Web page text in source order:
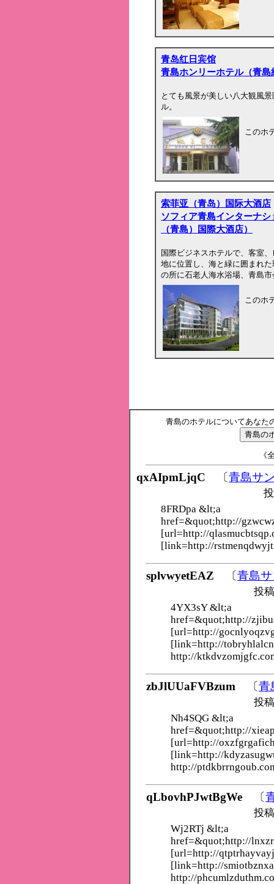
青岛红日宾馆
青島ホンリーホテル（青島
とても風景が美しい八大観風
ル。
このホ
索菲亚（青岛）国际大酒店
ソフィア青島インターナ
（青島）国際大酒店）
国際ビジネスホテルで、客室
地に位置し、海と緑に囲まれ
の所に石老人海水浴場、青島
このホ
青島のホテルについてあなた
《
qxAIpmLjqC 〔青島サ
8FRDpa &lt;a
href=&quot;http://
[url=http://
[link=http://
splvwyetEAZ 〔青島
投
4YX3sY &lt;a
href=&quot;http://
[url=http://
[link=http://
http://
zbJlUUaFVBzum 〔青
投
Nh4SQG &lt;a
href=&quot;http://
[url=http://
[link=http://
http://
qLbovhPJwtBgWe 〔
投
Wj2RTj &lt;a
href=&quot;http://
[url=http://
[link=http://
http://